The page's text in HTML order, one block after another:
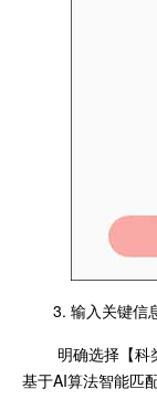
3. 输入关键信
明确选择【科
基于AI算法智能匹